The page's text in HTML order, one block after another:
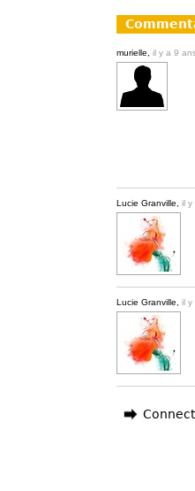
murielle, il y a 9
Lucie Granville, il y
Lucie Granville, il y